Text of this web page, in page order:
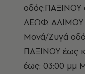
οδός:ΠΑΞΙΝΟΥ
ΛΕΩΦ. ΑΛΙΜΟΥ
Μονά/Ζυγά
ΠΑΞΙΝΟΥ έως
έως: 03:00 μμ